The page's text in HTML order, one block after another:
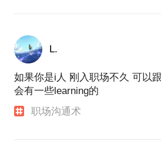
L.
如果你是i人 刚入职场不久 可以
会有一些learning的
职场沟通术